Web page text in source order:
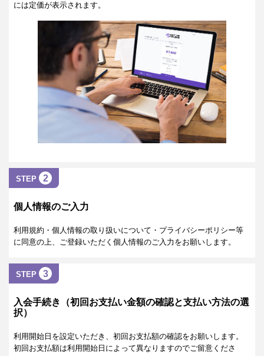
には定価が表示されます。
STEP 2
個人情報のご入力
利用規約・個人情報の取り扱いについて・プライバシーポリシー等
に同意の上、ご登録いただく個人情報のご入力をお願いします。
STEP 3
入会手続き（初回お支払い金額の確認と支払い方法の選
択）
利用開始日を設定いただき、初回お支払額の確認をお願いします。
初回お支払額は利用開始日によって異なりますのでご留意くださ